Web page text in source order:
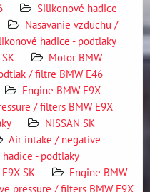
Silikonové hadice -
Nasávanie vzduchu /
hadice - podtlaky
Motor BMW
/ filtre BMW E46
Engine BMW E9X
/ filters BMW E9X
NISSAN SK
Air intake / negative
- podtlaky
SK
Engine BMW
pressure / filters BMW E9X